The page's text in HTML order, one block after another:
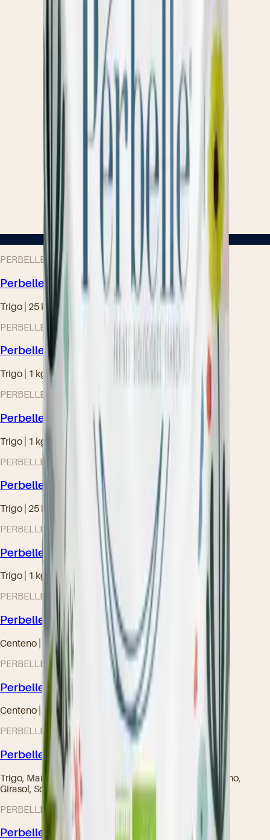
PERBELLE Bio® – Gama ecológica
Perbelle® Blé Bio Type 45
Trigo | 25 kg
PERBELLE Bio® – Gama ecológica
Perbelle® Blé Bio Type 65
Trigo | 1 kg • 25 kg
PERBELLE Bio® – Gama ecológica
Perbelle® Blé Bio Type 80
Trigo | 1 kg • 5 kg • 25 kg
PERBELLE Bio® – Gama ecológica
Perbelle® Blé Bio Type 110
Trigo | 25 kg
PERBELLE Bio® – Gama ecológica
Perbelle® Blé Bio Type 150
Trigo | 1 kg • 5 kg • 25 kg
PERBELLE Bio® – Gama ecológica
Perbelle® Seigle Bio Type 130
Centeno | 25 kg
PERBELLE Bio® – Gama ecológica
Perbelle® Seigle Bio Type 170
Centeno | 25 kg
PERBELLE Bio® – Gama ecológica
Perbelle® 6 Céréales Bio
Trigo, Maíz, Cebada, Escanda, Centeno, Trigo sarraceno,
Girasol, Soja | 25 kg
PERBELLE Bio® – Gama ecológica
Perbelle® Quinoa Bio